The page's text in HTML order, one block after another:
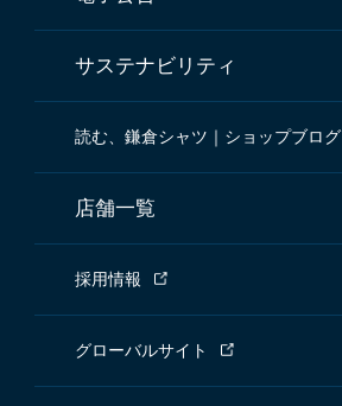
サステナビリティ
読む、鎌倉シャツ｜ショップブログ
店舗一覧
採用情報
グローバルサイト